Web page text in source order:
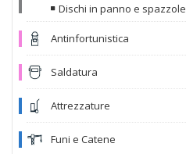
Dischi in panno e spazzole
Antinfortunistica
Saldatura
Attrezzature
Funi e Catene